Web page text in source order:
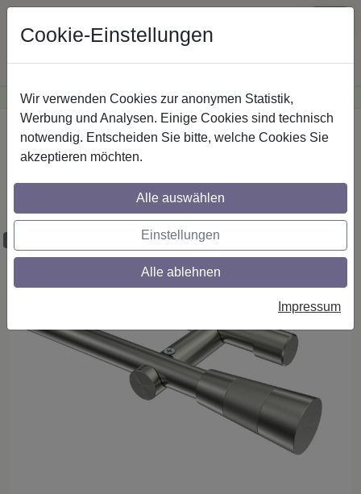
Günstige Versandkosteninnerhalb Österreichs· Sichere Zahlung
Startseite Gardinenstangen Edelstahl-Optik
Gardinenstangen aus Edelstahl-Optik in
20 mm Ø, 2-läufig, 2-läufig, Modell
PLATON - Tanara (ohne Ringe)
Cookie-Einstellungen
Wir verwenden Cookies zur anonymen Statistik,
Werbung und Analysen. Einige Cookies sind technisch
notwendig. Entscheiden Sie bitte, welche Cookies Sie
akzeptieren möchten.
Alle auswählen
Einstellungen
Alle ablehnen
Impressum